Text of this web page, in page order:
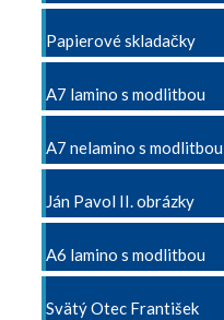
Papierové skladačky
A7 lamino s modlitbou
A7 nelamino s modlitbou
Ján Pavol II. obrázky
A6 lamino s modlitbou
Svätý Otec František